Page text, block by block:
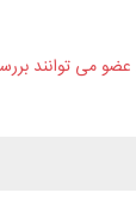
عضو می توانند